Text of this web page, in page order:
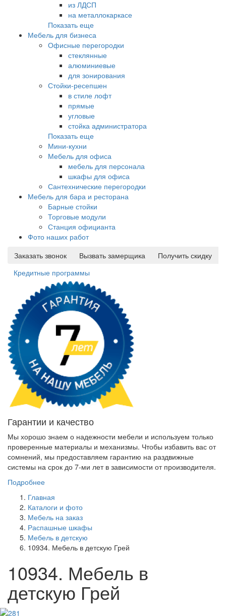
из ЛДСП
на металлокаркасе
Показать еще
Мебель для бизнеса
Офисные перегородки
стеклянные
алюминиевые
для зонирования
Стойки-ресепшен
в стиле лофт
прямые
угловые
стойка администратора
Показать еще
Мини-кухни
Мебель для офиса
мебель для персонала
шкафы для офиса
Сантехнические перегородки
Мебель для бара и ресторана
Барные стойки
Торговые модули
Станция официанта
Фото наших работ
Заказать звонок
Вызвать замерщика
Получить скидку
Кредитные программы
Гарантии и качество
Мы хорошо знаем о надежности мебели и используем только
проверенные материалы и механизмы. Чтобы избавить вас от
сомнений, мы предоставляем гарантию на раздвижные
системы на срок до 7-ми лет в зависимости от производителя.
Подробнее
Главная
Каталоги и фото
Мебель на заказ
Распашные шкафы
Мебель в детскую
10934. Мебель в детскую Грей
10934. Мебель в
детскую Грей